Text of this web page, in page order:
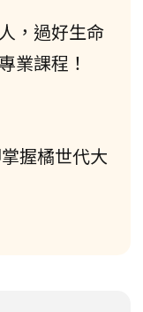
，過好生命
業課程！
握橘世代大